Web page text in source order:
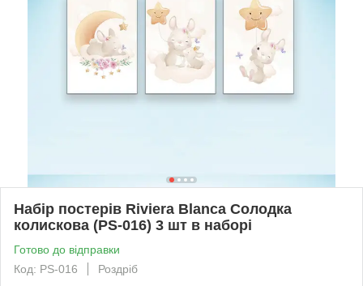
Набір постерів Riviera Blanca Солодка
колискова (PS-016) 3 шт в наборі
Готово до відправки
Код: PS-016
Роздріб